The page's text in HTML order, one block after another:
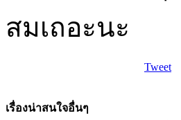
สมเถอะนะ
Tweet
เรื่องน่าสนใจอื่นๆ